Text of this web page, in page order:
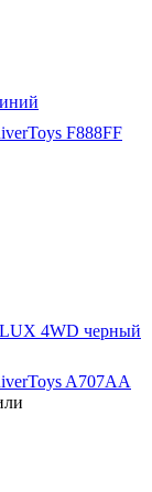
F888FF
LUX 4WD черный
A707AA